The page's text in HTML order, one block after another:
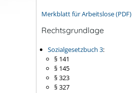
Merkblatt für Arbeitslose (PDF)
Rechtsgrundlage
Sozialgesetzbuch 3:
§ 141
§ 145
§ 323
§ 327